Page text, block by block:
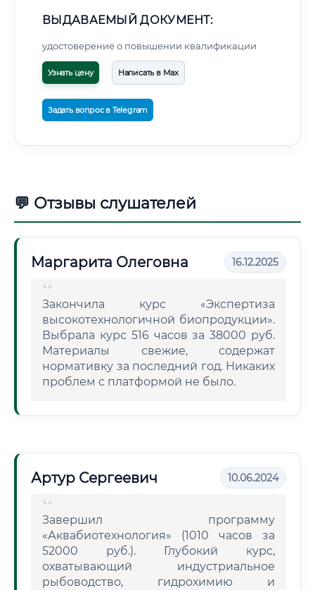
ВЫДАВАЕМЫЙ ДОКУМЕНТ:
удостоверение о повышении квалификации
Узнать цену Написать в Max
Задать вопрос в Telegram
💬 Отзывы слушателей
Маргарита Олеговна 16.12.2025
Закончила курс «Экспертиза
высокотехнологичной биопродукции».
Выбрала курс 516 часов за 38000 руб.
Материалы свежие, содержат
нормативку за последний год. Никаких
проблем с платформой не было.
Артур Сергеевич 10.06.2024
Завершил программу
«Аквабиотехнология» (1010 часов за
52000 руб.). Глубокий курс,
охватывающий индустриальное
рыбоводство, гидрохимию и